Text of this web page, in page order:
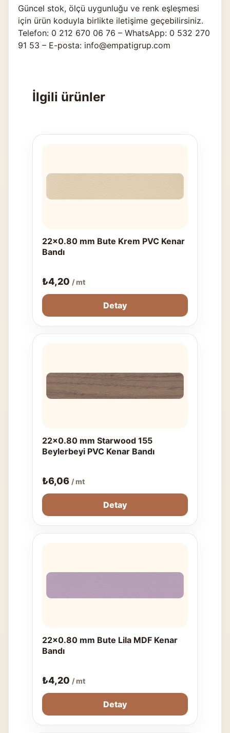
Güncel stok, ölçü uygunluğu ve renk eşleşmesi
için ürün koduyla birlikte iletişime geçebilirsiniz.
Telefon: 0 212 670 06 76 – WhatsApp: 0 532 270
91 53 – E-posta: info@empatigrup.com
İlgili ürünler
22x0.80 mm Bute Krem PVC Kenar
Bandı
₺4,20 / mt
Detay
22x0.80 mm Starwood 155
Beylerbeyi PVC Kenar Bandı
₺6,06 / mt
Detay
22x0.80 mm Bute Lila MDF Kenar
Bandı
₺4,20 / mt
Detay